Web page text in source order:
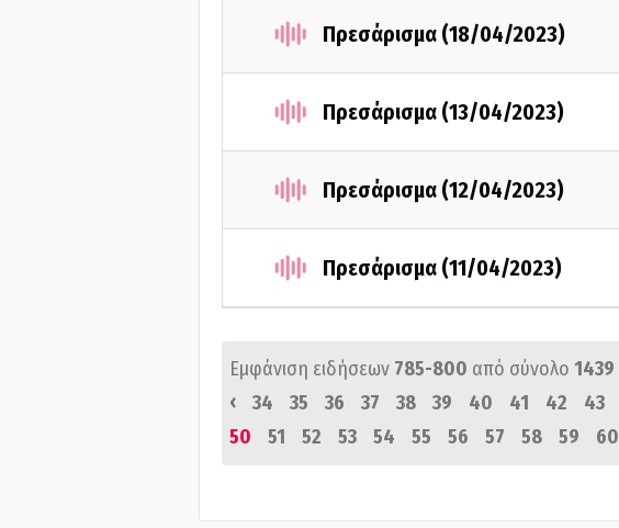
Πρεσάρισμα (18/04/2023)
Πρεσάρισμα (13/04/2023)
Πρεσάρισμα (12/04/2023)
Πρεσάρισμα (11/04/2023)
Εμφάνιση ειδήσεων 785-800 από σύνολο 1439
‹
34 35 36 37 38 39 40 41 42 43
50
51 52 53 54 55 56 57 58 59 60